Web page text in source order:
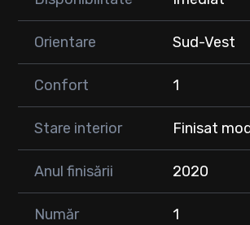
🔑 Un apartament ideal atât pentru
pentru investiție, oferind confort, eficiență
📞 Pentru mai multe detalii și programarea
Orientare Sud-Vest
Confort 1
Stare interior Finisat
Anul finisării 2020
Număr
1